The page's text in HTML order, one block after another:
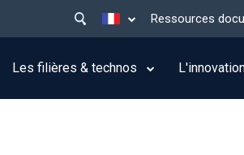
Lister les actions
menu
top
Ressources
Les filières & technos